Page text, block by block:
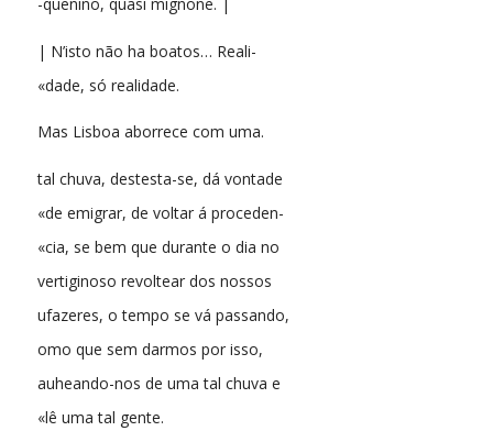
| N’isto não ha boatos… Reali-
«dade, só realidade.
Mas Lisboa aborrece com uma.
tal chuva, destesta-se, dá vontade
«de emigrar, de voltar á proceden-
«cia, se bem que durante o dia no
vertiginoso revoltear dos nossos
ufazeres, o tempo se vá passando,
omo que sem darmos por isso,
auheando-nos de uma tal chuva e
«lê uma tal gente.